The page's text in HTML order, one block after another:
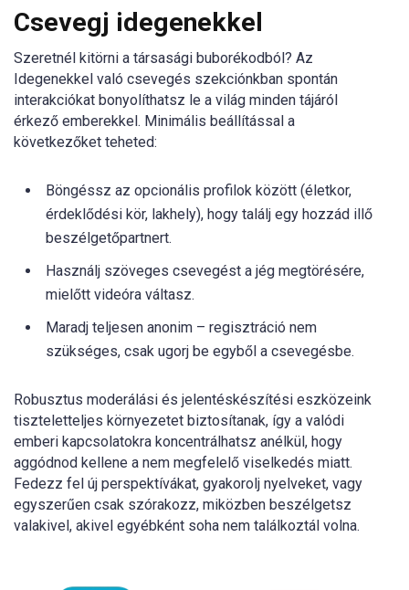
Csevegj idegenekkel
Szeretnél kitörni a társasági buborékodból? Az
Idegenekkel való csevegés szekciónkban spontán
interakciókat bonyolíthatsz le a világ minden tájáról
érkező emberekkel. Minimális beállítással a
következőket teheted:
Böngéssz az opcionális profilok között (életkor,
érdeklődési kör, lakhely), hogy találj egy hozzád illő
beszélgetőpartnert.
Használj szöveges csevegést a jég megtörésére,
mielőtt videóra váltasz.
Maradj teljesen anonim – regisztráció nem
szükséges, csak ugorj be egyből a csevegésbe.
Robusztus moderálási és jelentéskészítési eszközeink
tiszteletteljes környezetet biztosítanak, így a valódi
emberi kapcsolatokra koncentrálhatsz anélkül, hogy
aggódnod kellene a nem megfelelő viselkedés miatt.
Fedezz fel új perspektívákat, gyakorolj nyelveket, vagy
egyszerűen csak szórakozz, miközben beszélgetsz
valakivel, akivel egyébként soha nem találkoztál volna.